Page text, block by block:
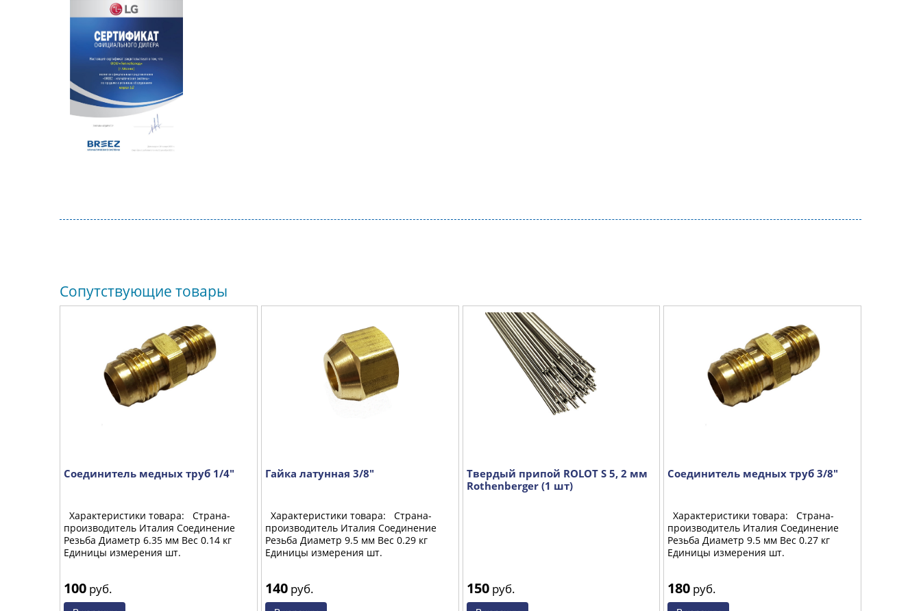
Сопутствующие товары
Соединитель медных труб 1/4"
Характеристики товара: Страна-
производитель Италия Соединение
Резьба Диаметр 6.35 мм Вес 0.14 кг
Единицы измерения шт.
100 руб.
Гайка латунная 3/8"
Характеристики товара: Страна-
производитель Италия Соединение
Резьба Диаметр 9.5 мм Вес 0.29 кг
Единицы измерения шт.
140руб.
Твердый припой ROLOT S 5, 2 мм
Rothenberger (1 шт)
150руб.
Соединитель медных труб 3/8"
Характеристики товара: Страна-
производитель Италия Соединение
Резьба Диаметр 9.5 мм Вес 0.27 кг
Единицы измерения шт.
180 руб.